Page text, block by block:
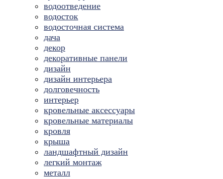
водоотведение
водосток
водосточная система
дача
декор
декоративные панели
дизайн
дизайн интерьера
долговечность
интерьер
кровельные аксессуары
кровельные материалы
кровля
крыша
ландшафтный дизайн
легкий монтаж
металл